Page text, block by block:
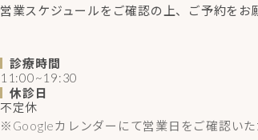
営業スケジュールをご確認の上、ご予約をお
診療時間
11:00~19:30
休診日
不定休
※Googleカレンダーにて営業日をご確認いた